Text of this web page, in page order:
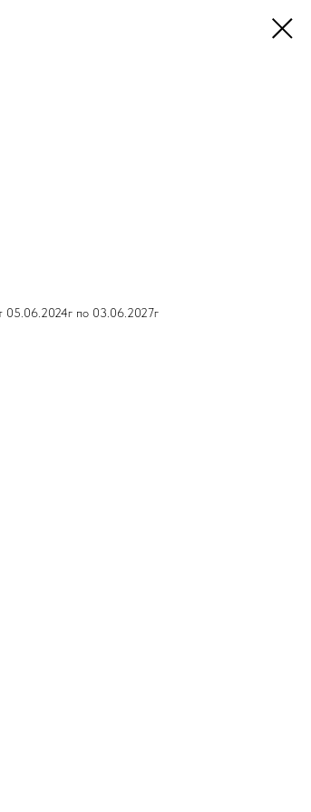
по 03.06.2027г